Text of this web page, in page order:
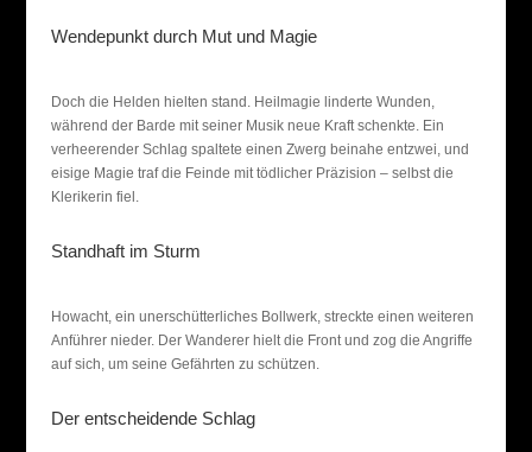
Wendepunkt durch Mut und Magie
Doch die Helden hielten stand. Heilmagie linderte Wunden,
während der Barde mit seiner Musik neue Kraft schenkte. Ein
verheerender Schlag spaltete einen Zwerg beinahe entzwei, und
eisige Magie traf die Feinde mit tödlicher Präzision – selbst die
Klerikerin fiel.
Standhaft im Sturm
Howacht, ein unerschütterliches Bollwerk, streckte einen weiteren
Anführer nieder. Der Wanderer hielt die Front und zog die Angriffe
auf sich, um seine Gefährten zu schützen.
Der entscheidende Schlag